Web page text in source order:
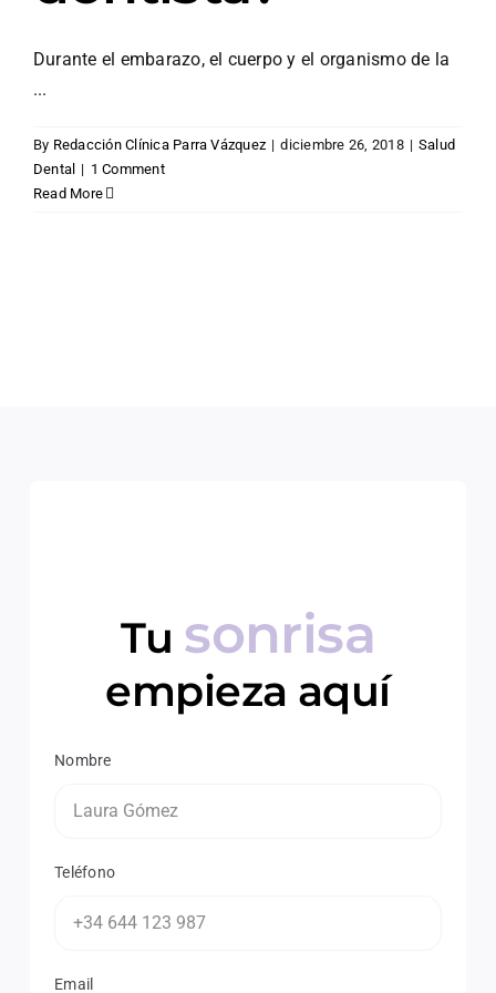
Durante el embarazo, el cuerpo y el organismo de la
...
By Redacción Clínica Parra Vázquez | diciembre 26, 2018 | Salud
Dental | 1 Comment
Read More
Tu sonrisa
empieza aquí
Nombre
Teléfono
Email